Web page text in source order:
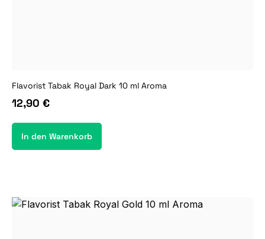
Flavorist Tabak Royal Dark 10 ml Aroma
12,90 €
In den Warenkorb